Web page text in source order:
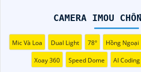
Tích hợp công nghệ mới:
được tích hợp các công nghệ mới
cảm biến chuyển động thông minh
năng bảo mật.
Hỗ trợ dịch vụ sau bán hàng:
CAMERA IMOU
Mic Và Loa Dual Light 78° Hồng Ngoại
Xoay 360 Speed Dome AI Coding